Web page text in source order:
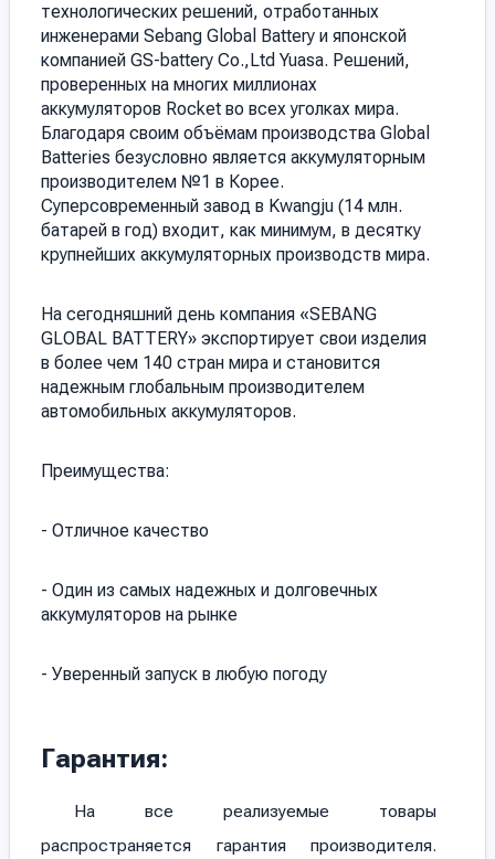
технологических решений, отработанных
инженерами Sebang Global Battery и японской
компанией GS-battery Co.,Ltd Yuasa. Решений,
проверенных на многих миллионах
аккумуляторов Rocket во всех уголках мира.
Благодаря своим объёмам производства Global
Batteries безусловно является аккумуляторным
производителем №1 в Корее.
Суперсовременный завод в Kwangju (14 млн.
батарей в год) входит, как минимум, в десятку
крупнейших аккумуляторных производств мира.
На сегодняшний день компания «SEBANG
GLOBAL BATTERY» экспортирует свои изделия
в более чем 140 стран мира и становится
надежным глобальным производителем
автомобильных аккумуляторов.
Преимущества:
- Отличное качество
- Один из самых надежных и долговечных
аккумуляторов на рынке
- Уверенный запуск в любую погоду
Гарантия:
На все реализуемые товары
распространяется гарантия производителя.